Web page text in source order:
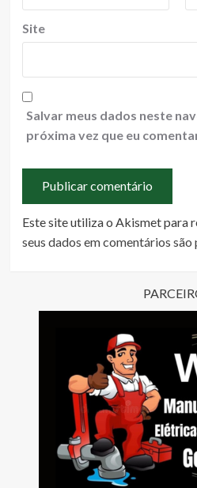
Site
Salvar meus dados neste
próxima vez que eu
Este site utiliza o Akismet para
seus dados em comentários são